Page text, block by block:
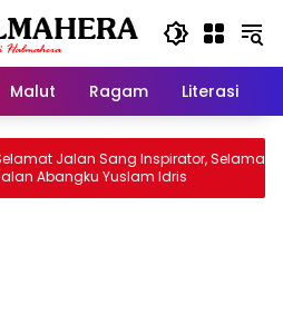
Malut Ragam Literasi
Jalan Sang Inspirator, Selamat
Yuslam Idris